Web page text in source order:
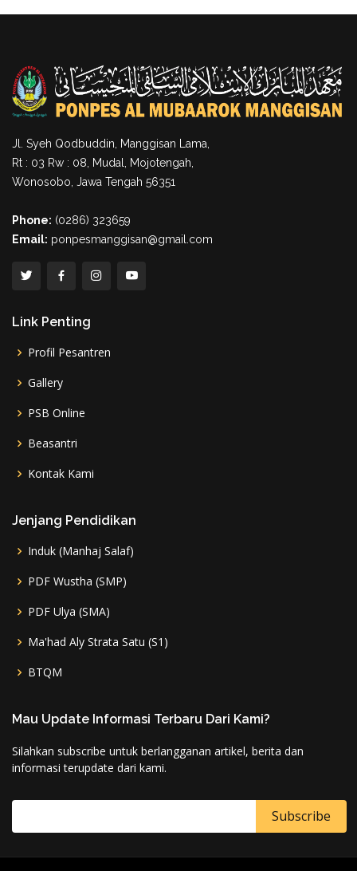
Jl. Syeh Qodbuddin, Manggisan Lama,
Rt : 03 Rw : 08, Mudal, Mojotengah,
Wonosobo, Jawa Tengah 56351
Phone: (0286) 323659
Email: ponpesmanggisan@gmail.com
Link Penting
Profil Pesantren
Gallery
PSB Online
Beasantri
Kontak Kami
Jenjang Pendidikan
Induk (Manhaj Salaf)
PDF Wustha (SMP)
PDF Ulya (SMA)
Ma'had Aly Strata Satu (S1)
BTQM
Mau Update Informasi Terbaru Dari Kami?
Silahkan subscribe untuk berlangganan artikel, berita dan
informasi terupdate dari kami.